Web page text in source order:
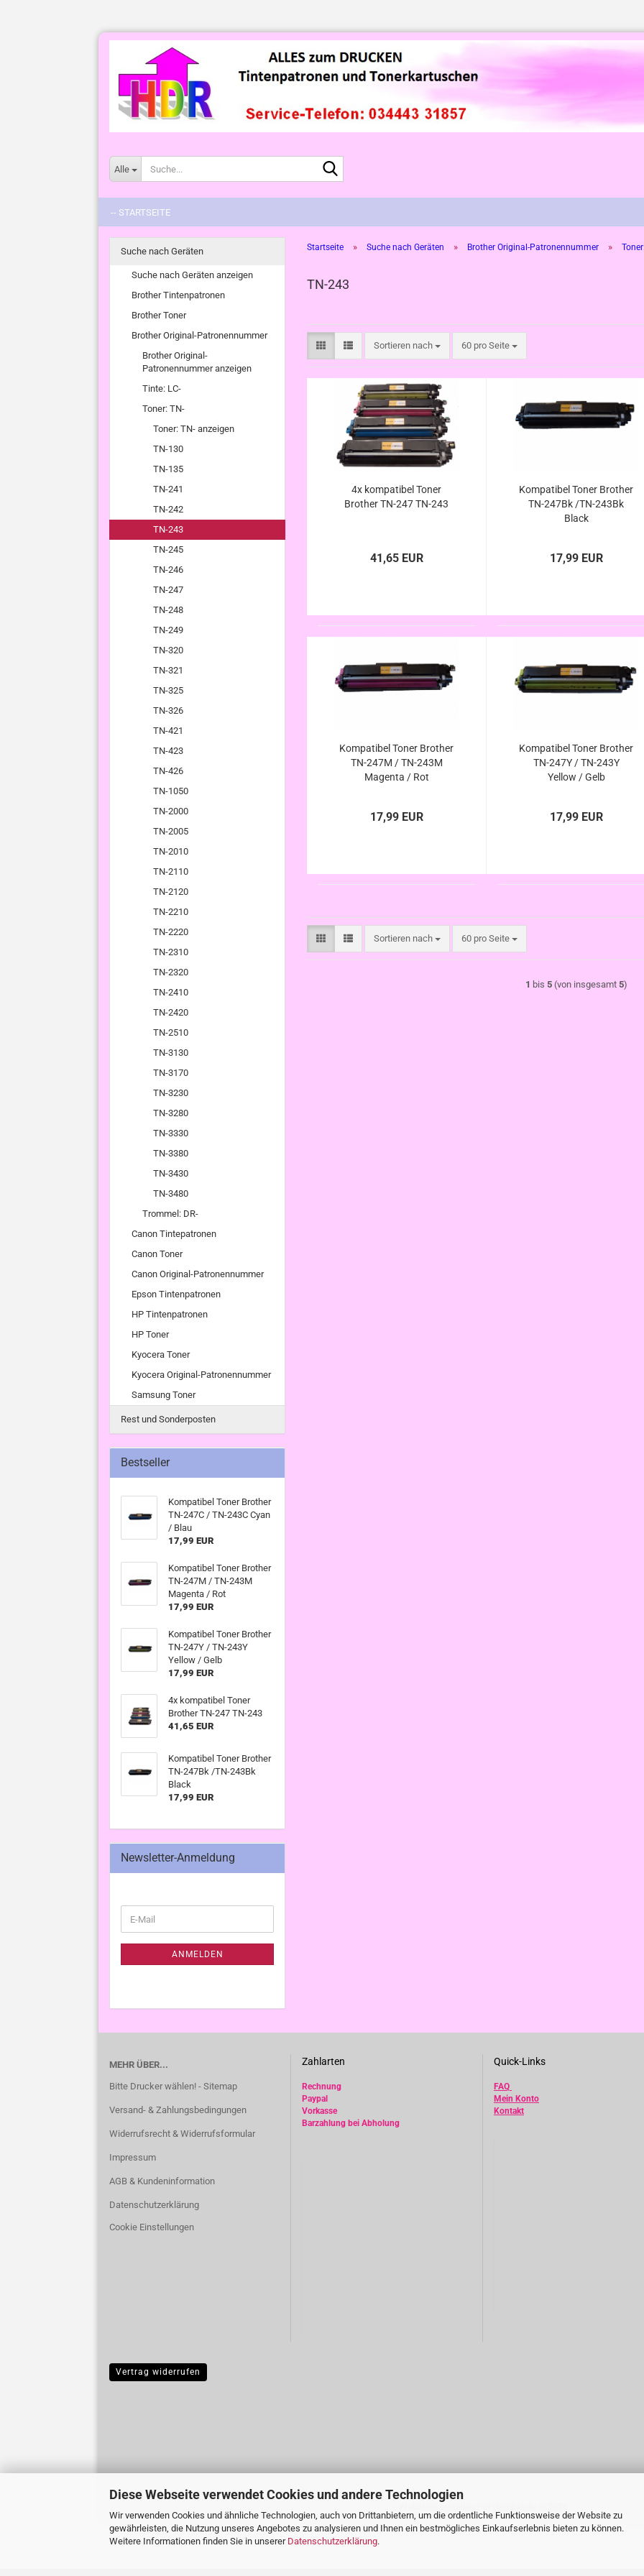
Diese Webseite verwendet Cookies und andere Technologien
Wir verwenden Cookies und ähnliche Technologien, auch von Drittanbietern, um die ordentliche Funktionsweise der Website zu
gewährleisten, die Nutzung unseres Angebotes zu analysieren und Ihnen ein bestmögliches Einkaufserlebnis bieten zu können.
Weitere Informationen finden Sie in unserer Datenschutzerklärung.
Alle
-- STARTSEITE
Startseite » Suche nach Geräten » Brother Original-Patronennummer »
TN-243
Sortieren nach
Sortieren nach 60 pro Seite
pro Seite
4x kompatibel Toner
Brother TN-247 TN-243
41,65 EUR
Kompatibel Toner Brother
TN-247Bk /TN-243Bk
Black
17,99 EUR
Kompatibel Toner Brother
TN-247M / TN-243M
Magenta / Rot
17,99 EUR
Kompatibel Toner Brother
TN-247Y / TN-243Y
Yellow / Gelb
17,99 EUR
Sortieren nach
Sortieren nach 60 pro Seite
pro Seite
1 bis 5 (von insgesamt 5)
Suche nach Geräten
Suche nach Geräten anzeigen
Brother Tintenpatronen
Brother Toner
Brother Original-Patronennummer
Brother Original-
Patronennummer anzeigen
Tinte: LC-
Toner: TN-
Toner: TN- anzeigen
TN-130
TN-135
TN-241
TN-242
TN-243
TN-245
TN-246
TN-247
TN-248
TN-249
TN-320
TN-321
TN-325
TN-326
TN-421
TN-423
TN-426
TN-1050
TN-2000
TN-2005
TN-2010
TN-2110
TN-2120
TN-2210
TN-2220
TN-2310
TN-2320
TN-2410
TN-2420
TN-2510
TN-3130
TN-3170
TN-3230
TN-3280
TN-3330
TN-3380
TN-3430
TN-3480
Trommel: DR-
Canon Tintepatronen
Canon Toner
Canon Original-Patronennummer
Epson Tintenpatronen
HP Tintenpatronen
HP Toner
Kyocera Toner
Kyocera Original-Patronennummer
Samsung Toner
Rest und Sonderposten
Bestseller
Kompatibel Toner Brother
TN-247C / TN-243C Cyan
/ Blau
17,99 EUR
Kompatibel Toner Brother
TN-247M / TN-243M
Magenta / Rot
17,99 EUR
Kompatibel Toner Brother
TN-247Y / TN-243Y
Yellow / Gelb
17,99 EUR
4x kompatibel Toner
Brother TN-247 TN-243
41,65 EUR
Kompatibel Toner Brother
TN-247Bk /TN-243Bk
Black
17,99 EUR
Newsletter-Anmeldung
ZUR
ANMELDUNG
E-
Mail
ANMELDEN
MEHR ÜBER...
Bitte Drucker wählen! - Sitemap
Versand- & Zahlungsbedingungen
Widerrufsrecht & Widerrufsformular
Impressum
AGB & Kundeninformation
Datenschutzerklärung
Cookie Einstellungen
Zahlarten
Rechnung
Paypal
Vorkasse
Barzahlung bei Abholung
Quick-Links
FAQ
Mein Konto
Kontakt
Vertrag widerrufen